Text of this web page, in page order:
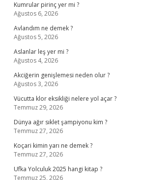
Kumrular pirinç yer mi ?
Ağustos 6, 2026
Avlandım ne demek ?
Ağustos 5, 2026
Aslanlar leş yer mi ?
Ağustos 4, 2026
Akciğerin genişlemesi neden olur ?
Ağustos 3, 2026
Vücutta klor eksikliği nelere yol açar ?
Temmuz 29, 2026
Dünya ağır sıklet şampiyonu kim ?
Temmuz 27, 2026
Koçari kimin yarı ne demek ?
Temmuz 27, 2026
Ufka Yolculuk 2025 hangi kitap ?
Temmuz 25, 2026